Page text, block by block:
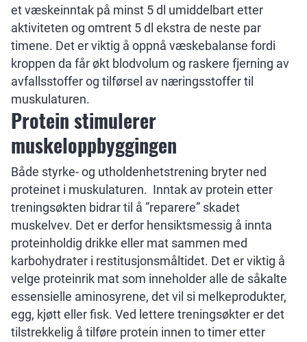
et væskeinntak på minst 5 dl umiddelbart etter
aktiviteten og omtrent 5 dl ekstra de neste par
timene. Det er viktig å oppnå væskebalanse fordi
kroppen da får økt blodvolum og raskere fjerning av
avfallsstoffer og tilførsel av næringsstoffer til
muskulaturen.
Protein stimulerer
muskeloppbyggingen
Både styrke- og utholdenhetstrening bryter ned
proteinet i muskulaturen. Inntak av protein etter
treningsøkten bidrar til å ”reparere” skadet
muskelvev. Det er derfor hensiktsmessig å innta
proteinholdig drikke eller mat sammen med
karbohydrater i restitusjonsmåltidet. Det er viktig å
velge proteinrik mat som inneholder alle de såkalte
essensielle aminosyrene, det vil si melkeprodukter,
egg, kjøtt eller fisk. Ved lettere treningsøkter er det
tilstrekkelig å tilføre protein innen to timer etter